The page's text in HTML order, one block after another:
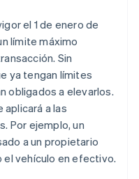
el 1 de enero de
límite máximo
Sin
ya tengan límites
obligados a elevarlos.
a las
Por ejemplo, un
a un propietario
el vehículo en efectivo.